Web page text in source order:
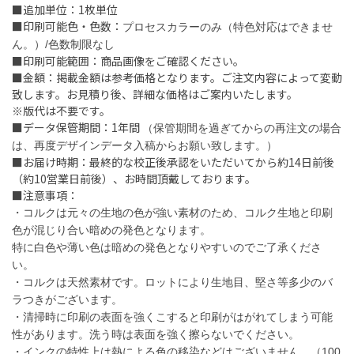
■追加単位：1枚単位
■印刷可能色・色数： プロセスカラーのみ（特色対応はできませ
ん。）/色数制限なし
■印刷可能範囲：商品画像をご確認ください。
■金額：掲載金額は参考価格となります。ご注文内容によって変動
致します。お見積り後、詳細な価格はご案内いたします。
※版代は不要です。
■データ保管期間：1年間
（保管期間を過ぎてからの再注文の場合
は、再度デザインデータ入稿からお願い致します。）
■お届け時期：最終的な校正後承認をいただいてから約14日前後
（約10営業日前後）、お時間頂戴しております。
■注意事項：
・コルクは元々の生地の色が強い素材のため、コルク生地と印刷
色が混じり合い暗めの発色となります。
特に白色や薄い色は暗めの発色となりやすいのでご了承くださ
い。
・コルクは天然素材です。ロットにより生地目、堅さ等多少のバ
ラつきがございます。
・清掃時に印刷の表面を強くこすると印刷がはがれてしまう可能
性があります。洗う時は表面を強く擦らないでください。